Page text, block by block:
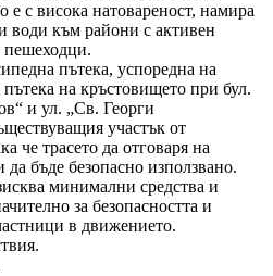
с висока натовареност, намира
води към райони с активен
пешеходци.
пътека, успоредна на
на кръстовището при бул.
и ул. „Св. Георги
участък от
че трасето да отговаря на
бъде безопасно използвано.
минимални средства и
за безопасността и
в движението.